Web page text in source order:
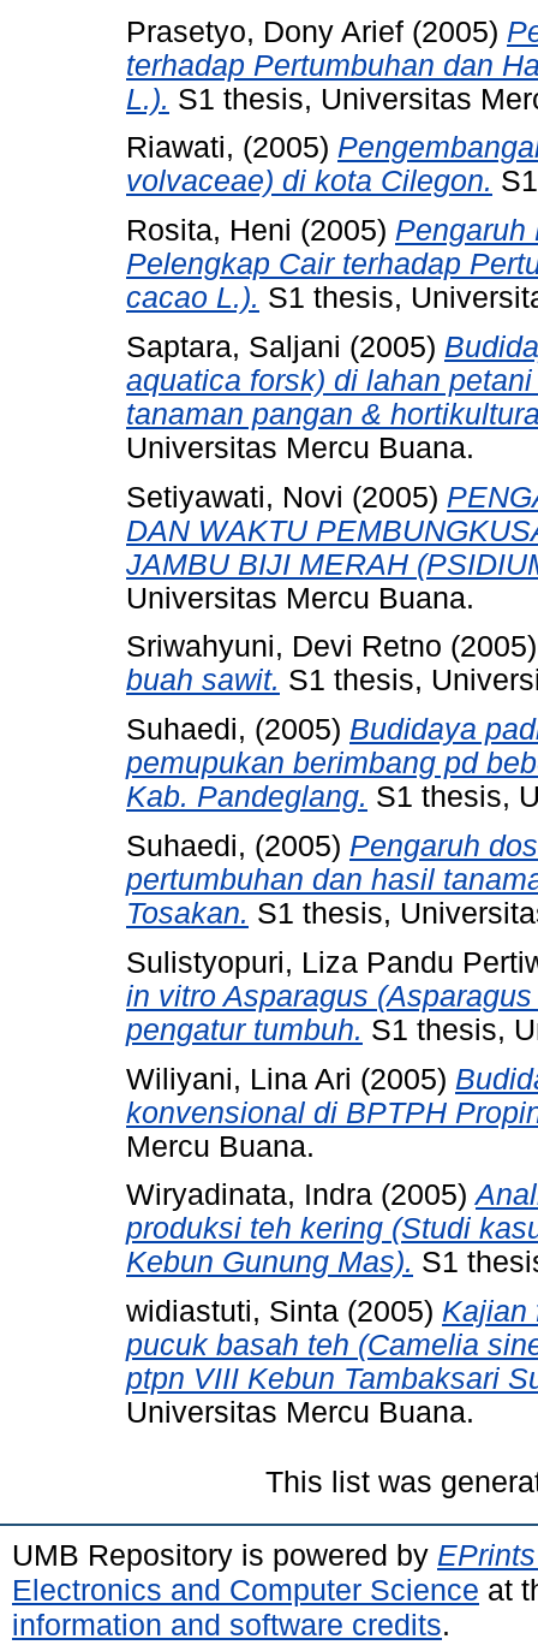
Prasetyo, Dony Arief (2005)
terhadap Pertumbuhan dan
L.). S1 thesis, Universitas
Riawati, (2005)
volvaceae) di kota Cilegon.
Rosita, Heni (2005) Pengaruh
Pelengkap Cair terhadap
cacao L.). S1 thesis,
Saptara, Saljani (2005)
aquatica forsk) di lahan
tanaman pangan &
Universitas Mercu Buana.
Setiyawati, Novi (2005)
DAN WAKTU
JAMBU BIJI MERAH
Universitas Mercu Buana.
Sriwahyuni, Devi Retno
buah sawit. S1 thesis,
Suhaedi, (2005) Budidaya
pemupukan berimbang pd
Kab. Pandeglang. S1 thesis,
Suhaedi, (2005) Pengaruh
pertumbuhan dan hasil
Tosakan. S1 thesis,
Sulistyopuri, Liza Pandu
in vitro Asparagus
pengatur tumbuh. S1 thesis,
Wiliyani, Lina Ari (2005)
konvensional di BPTPH
Mercu Buana.
Wiryadinata, Indra (2005)
produksi teh kering (Studi
Kebun Gunung Mas). S1
widiastuti, Sinta (2005) Kajian
pucuk basah teh (Camelia
ptpn VIII Kebun Tambaksari
Universitas Mercu Buana.
This list was
UMB Repository is powered by
Electronics and Computer Science at
information and software credits.